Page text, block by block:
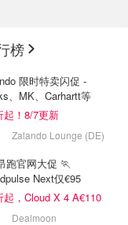
榜
限时特卖闪促 -
、MK、Carhartt等
起！8/7更新
Zalando Lounge (DE)
跑官网大促 🏃
Next仅€95
起，Cloud X 4 A€110
Dealmoon